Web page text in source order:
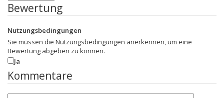
Bewertung
Nutzungsbedingungen
Sie müssen die Nutzungsbedingungen anerkennen, um eine
Bewertung abgeben zu können.
Ja
Kommentare